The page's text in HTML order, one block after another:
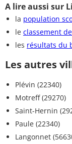
A lire aussi sur
la population
le classement
les résultats du
Les autres
Plévin (22340)
Motreff (29270)
Saint-Hernin
Paule (22340)
Langonnet